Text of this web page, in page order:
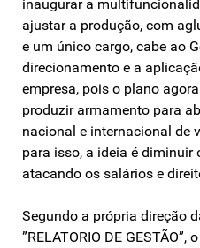
inaugurar a
ajustar a produção, com
e um único cargo, cabe ao
direcionamento e a
empresa, pois o plano
produzir armamento para
nacional e internacional de
para isso, a ideia é
atacando os salários e
Segundo a própria direção
”RELATORIO DE